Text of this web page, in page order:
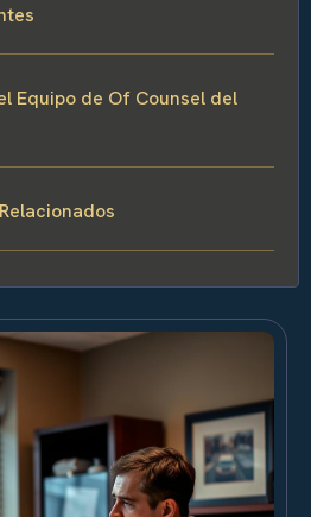
Equipo de Of Counsel del